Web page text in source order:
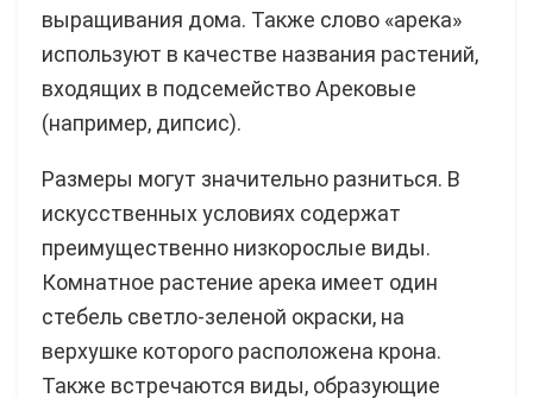
выращивания дома. Также слово «арека»
используют в качестве названия растений,
входящих в подсемейство Арековые
(например, дипсис).
Размеры могут значительно разниться. В
искусственных условиях содержат
преимущественно низкорослые виды.
Комнатное растение арека имеет один
стебель светло-зеленой окраски, на
верхушке которого расположена крона.
Также встречаются виды, образующие